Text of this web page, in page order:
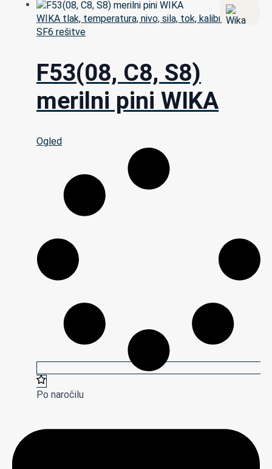
WIKA tlak, temperatura, nivo, sila, tok, kalibracija in
SF6 rešitve
F53(08, C8, S8)
merilni pini WIKA
Ogled
Po naročilu